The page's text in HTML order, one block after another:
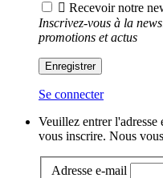
 Recevoir notre
Inscrivez-vous à la
promotions et actus
Enregistrer
Se connecter
Veuillez entrer
vous inscrire. Nous
Adresse e-mail